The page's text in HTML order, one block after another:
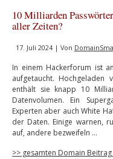
10 Milliarden
aller Zeiten?
17. Juli 2024 | Von
In einem Hackerforum ist
aufgetaucht. Hochgeladen
enthält sie knapp 10
Datenvolumen. Ein
Experten aber auch White
der Daten. Einige warnen,
auf, andere bezweifeln …
>> gesamten Domain